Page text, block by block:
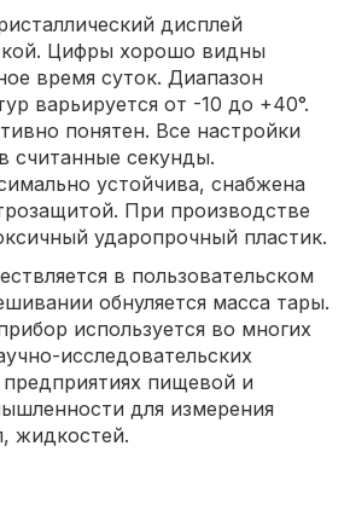
дисплей
Цифры хорошо видны
время суток. Диапазон
варьируется от -10 до +40°.
понятен. Все настройки
считанные секунды.
устойчива, снабжена
При производстве
ударопрочный пластик.
в пользовательском
обнуляется масса тары.
используется во многих
исследовательских
пищевой и
для измерения
жидкостей.